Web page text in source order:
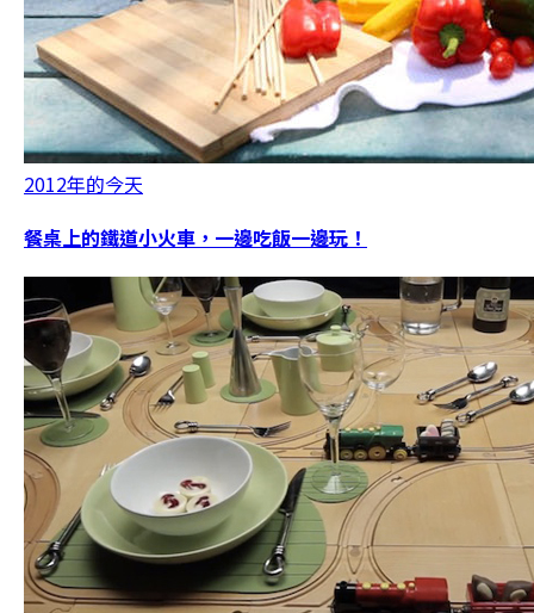
2012年的今天
餐桌上的鐵道小火車，一邊吃飯一邊玩！